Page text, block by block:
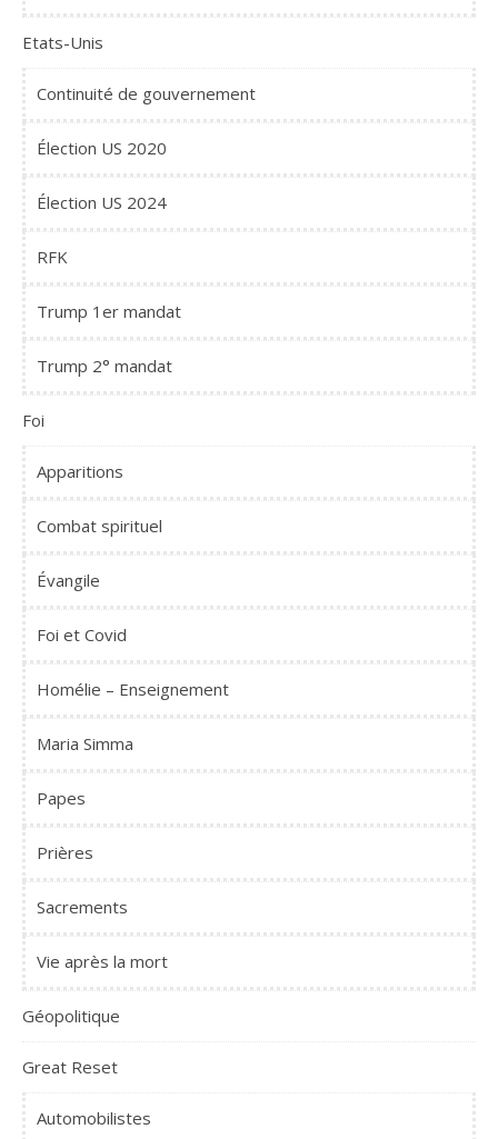
Etats-Unis
Continuité de gouvernement
Élection US 2020
Élection US 2024
RFK
Trump 1er mandat
Trump 2° mandat
Foi
Apparitions
Combat spirituel
Évangile
Foi et Covid
Homélie – Enseignement
Maria Simma
Papes
Prières
Sacrements
Vie après la mort
Géopolitique
Great Reset
Automobilistes